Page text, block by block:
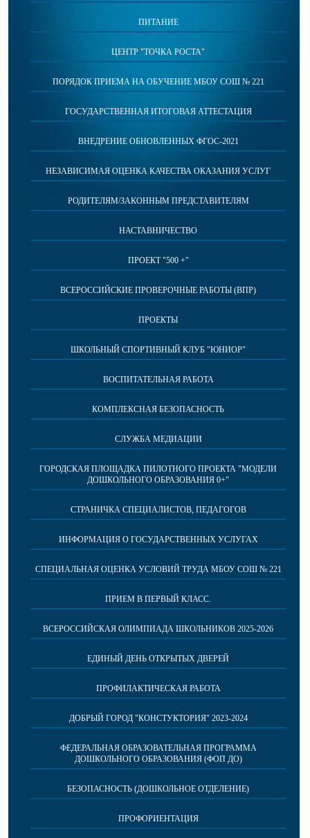
ПИТАНИЕ
ЦЕНТР "ТОЧКА РОСТА"
ПОРЯДОК ПРИЕМА НА ОБУЧЕНИЕ МБОУ СОШ № 221
ГОСУДАРСТВЕННАЯ ИТОГОВАЯ АТТЕСТАЦИЯ
ВНЕДРЕНИЕ ОБНОВЛЕННЫХ ФГОС-2021
НЕЗАВИСИМАЯ ОЦЕНКА КАЧЕСТВА ОКАЗАНИЯ УСЛУГ
РОДИТЕЛЯМ/ЗАКОННЫМ ПРЕДСТАВИТЕЛЯМ
НАСТАВНИЧЕСТВО
ПРОЕКТ "500 +"
ВСЕРОССИЙСКИЕ ПРОВЕРОЧНЫЕ РАБОТЫ (ВПР)
ПРОЕКТЫ
ШКОЛЬНЫЙ СПОРТИВНЫЙ КЛУБ "ЮНИОР"
ВОСПИТАТЕЛЬНАЯ РАБОТА
КОМПЛЕКСНАЯ БЕЗОПАСНОСТЬ
СЛУЖБА МЕДИАЦИИ
ГОРОДСКАЯ ПЛОЩАДКА ПИЛОТНОГО ПРОЕКТА "МОДЕЛИ
ДОШКОЛЬНОГО ОБРАЗОВАНИЯ 0+"
СТРАНИЧКА СПЕЦИАЛИСТОВ, ПЕДАГОГОВ
ИНФОРМАЦИЯ О ГОСУДАРСТВЕННЫХ УСЛУГАХ
СПЕЦИАЛЬНАЯ ОЦЕНКА УСЛОВИЙ ТРУДА МБОУ СОШ № 221
ПРИЕМ В ПЕРВЫЙ КЛАСС.
ВСЕРОССИЙСКАЯ ОЛИМПИАДА ШКОЛЬНИКОВ 2025-2026
ЕДИНЫЙ ДЕНЬ ОТКРЫТЫХ ДВЕРЕЙ
ПРОФИЛАКТИЧЕСКАЯ РАБОТА
ДОБРЫЙ ГОРОД "КОНСТУКТОРИЯ" 2023-2024
ФЕДЕРАЛЬНАЯ ОБРАЗОВАТЕЛЬНАЯ ПРОГРАММА
ДОШКОЛЬНОГО ОБРАЗОВАНИЯ (ФОП ДО)
БЕЗОПАСНОСТЬ (ДОШКОЛЬНОЕ ОТДЕЛЕНИЕ)
ПРОФОРИЕНТАЦИЯ